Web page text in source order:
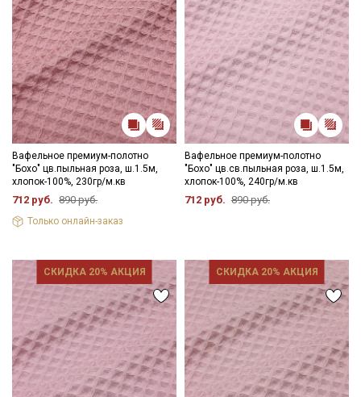
Вафельное премиум-полотно
"Бохо" цв.пыльная роза, ш.1.5м,
хлопок-100%, 230гр/м.кв
712 руб. 890 руб.
Только онлайн-заказ
Вафельное премиум-полотно
"Бохо" цв.св.пыльная роза, ш.1.5м,
хлопок-100%, 240гр/м.кв
712 руб. 890 руб.
СКИДКА 20% АКЦИЯ СКИДКА 20% АКЦИЯ